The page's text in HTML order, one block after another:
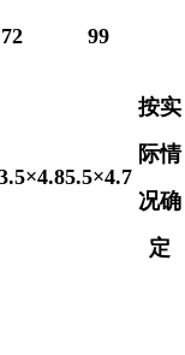
72 99
5.5×4.7
按实
际情
况确
定